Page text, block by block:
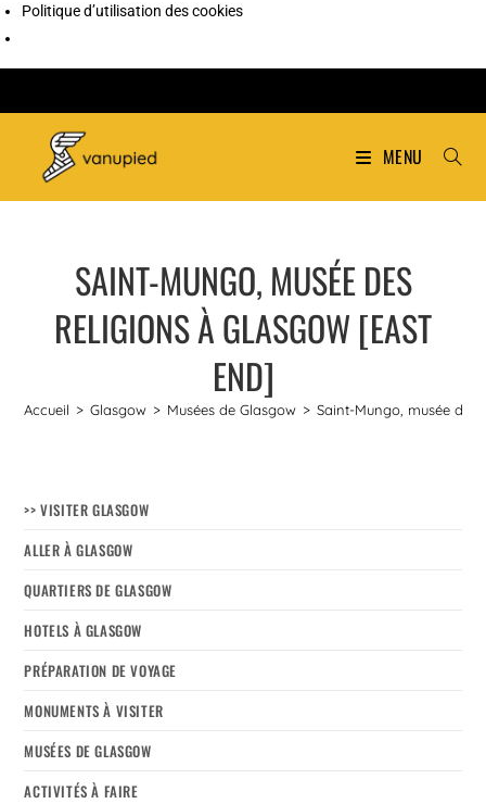
Politique d’utilisation des cookies
MENU
SAINT-MUNGO, MUSÉE DES
RELIGIONS À GLASGOW [EAST
END]
Accueil > Glasgow > Musées de Glasgow > Saint-Mungo, musée
>> VISITER GLASGOW
ALLER À GLASGOW
QUARTIERS DE GLASGOW
HOTELS À GLASGOW
PRÉPARATION DE VOYAGE
MONUMENTS À VISITER
MUSÉES DE GLASGOW
ACTIVITÉS À FAIRE